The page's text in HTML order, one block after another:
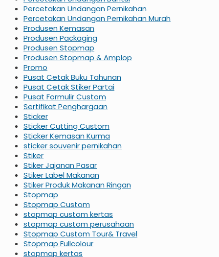
Percetakan Undangan Pernikahan
Percetakan Undangan Pernikahan Murah
Produsen Kemasan
Produsen Packaging
Produsen Stopmap
Produsen Stopmap & Amplop
Promo
Pusat Cetak Buku Tahunan
Pusat Cetak Stiker Partai
Pusat Formulir Custom
Sertifikat Penghargaan
Sticker
Sticker Cutting Custom
Sticker Kemasan Kurma
sticker souvenir pernikahan
Stiker
Stiker Jajanan Pasar
Stiker Label Makanan
Stiker Produk Makanan Ringan
Stopmap
Stopmap Custom
stopmap custom kertas
stopmap custom perusahaan
Stopmap Custom Tour& Travel
Stopmap Fullcolour
stopmap kertas